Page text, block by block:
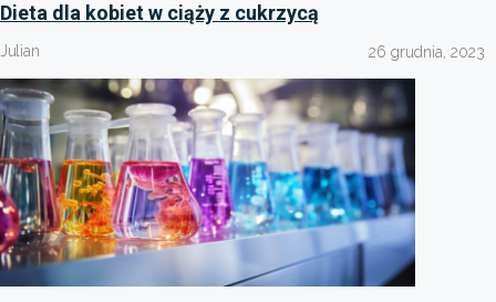
Dieta dla kobiet w ciąży z cukrzycą
Julian 26 grudnia, 2023